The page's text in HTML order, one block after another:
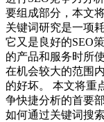
要组成部分，本文
关键词研究是一项
它又是良好的SEO
的产品和服务时所
在机会较大的范围
的好坏。 本文将重
争快捷分析的首要
如何通过关键词搜